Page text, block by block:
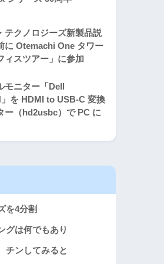
テクノロジーズ新製品説
に Otemachi One タワー
ィスツアー」に参加
モニター「Dell
を HDMI to USB-C 変換
ー（hd2usbc）で PC に
を4分割
グは何でもあり
チンしてみると